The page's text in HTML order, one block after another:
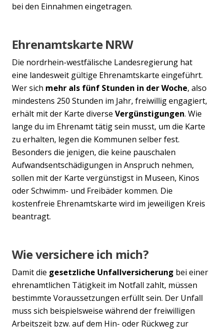
bei den Einnahmen eingetragen.
Ehrenamtskarte NRW
Die nordrhein-westfälische Landesregierung hat
eine landesweit gültige Ehrenamtskarte eingeführt.
Wer sich mehr als fünf Stunden in der Woche, also
mindestens 250 Stunden im Jahr, freiwillig engagiert,
erhält mit der Karte diverse Vergünstigungen. Wie
lange du im Ehrenamt tätig sein musst, um die Karte
zu erhalten, legen die Kommunen selber fest.
Besonders die jenigen, die keine pauschalen
Aufwandsentschädigungen in Anspruch nehmen,
sollen mit der Karte vergünstigst in Museen, Kinos
oder Schwimm- und Freibäder kommen. Die
kostenfreie Ehrenamtskarte wird im jeweiligen Kreis
beantragt.
Wie versichere ich mich?
Damit die gesetzliche Unfallversicherung bei einer
ehrenamtlichen Tätigkeit im Notfall zahlt, müssen
bestimmte Voraussetzungen erfüllt sein. Der Unfall
muss sich beispielsweise während der freiwilligen
Arbeitszeit bzw. auf dem Hin- oder Rückweg zur